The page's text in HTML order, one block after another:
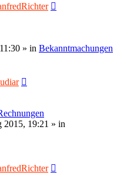
» in Bekanntmachungen
2015, 19:21 » in